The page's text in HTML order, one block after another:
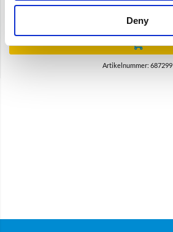
Deny
€8,25
Artikelnummer: 687299